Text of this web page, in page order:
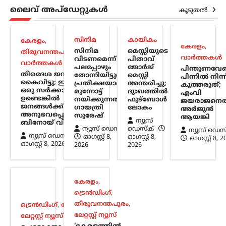
താക്കറെ
ന്യൂസ് ഡെസ്ക്
ഓഗസ്റ്റ്‌ 8, 2026
പ്രധാനമന്ത്രി നരേന്ദ്ര മോദിക്കെതിരെ
രൂക്ഷ വിമർശനവുമായി ശിവസേന
(യുബിടി) അധ്യക്ഷൻ ഉദ്ധവ് താക്കറെ.
രാജ്യത്ത് പ്രതിഷേധിക്കുന്ന യുവാക്കളുടെ
പ്രശ്നങ്ങൾ പരിഗണിക്കാൻ സമയം
കണ്ടെത്താത്ത പ്രധാനമന്ത്രി, പാർട്ടി
വിട്ട്…
കേരളം,വാർത്തകൾ
പിന്തുണവേണ്ട, പിന്നില്‍
നിന്ന് കുത്തരുത്; എംവി
ന്യൂസ് ഡെസ്ക്
പൊലീസിനെ ഭീഷണിപ്പെടുത്തിയ
കേസിൽ ഒളിവിൽ കഴിയുന്ന അർജുൻ
ആയങ്കിയെ കണ്ടെത്താനുള്ള
അന്വേഷണം ശക്തമാക്കി പൊലീസ്.
ലൈവ് അപ്‌ഡേറ്റുകൾ കൂടുതൽ
കേരളം,
തിരുവനന്തപുരം,
വാർത്തകൾ
തീരദേശ ജനങ്ങളെ
കൈവിട്ടു; ഇവിടെ
ഒരു സര്‍ക്കാര്‍
ഉണ്ടെങ്കില്‍
ജനങ്ങള്‍ക്ക് അത്
അനുഭവപ്പെടുന്നില്ല:
ബിനോയ് വിശ്വം
ന്യൂസ് ഡെസ്ക്
ഓഗസ്റ്റ്‌ 8, 2026
സിനിമ
സിനിമ
വിടണമെന്ന്
പലപ്പോഴും
തോന്നിയിട്ടുണ്ട്;
പ്രതീക്ഷയാണ്
മുന്നോട്ട്
നയിക്കുന്നത്:
ഗായത്രി
സുരേഷ്
ന്യൂസ് ഡെസ്ക്
ഓഗസ്റ്റ്‌ 8,
2026
കായികം
മെസ്സിയുടെ
പിതാവ്
ജോർജ്
മെസ്സി
അന്തരിച്ചു;
ദുഃഖത്തിൽ
ഫുട്ബോൾ
ലോകം
ന്യൂസ്
ഡെസ്ക്
ഓഗസ്റ്റ്‌ 8,
2026
കേരളം,
വാർത്തകൾ
പിന്നില്‍
കുത്തരുത്;
എംവി
അര്‍ജുന്‍
ആയങ്കി
ന്യൂസ്
ഓഗസ്റ്റ്‌ 8,
ട്രെൻഡിംഗ്, ദേശീയം,
ലേറ്റസ്റ്റ് ന്യൂസ്
കേരളം,
ട്രെൻഡിംഗ്,
തിരുവനന്തപുരം,
ലേറ്റസ്റ്റ് ന്യൂസ്